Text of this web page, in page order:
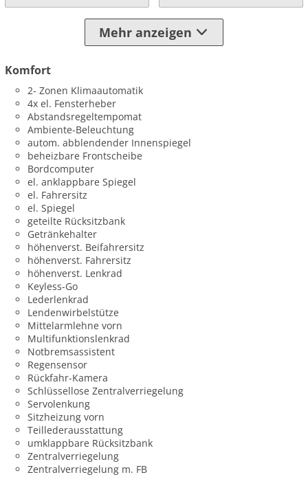
Mehr anzeigen
Komfort
2- Zonen Klimaautomatik
4x el. Fensterheber
Abstandsregeltempomat
Ambiente-Beleuchtung
autom. abblendender Innenspiegel
beheizbare Frontscheibe
Bordcomputer
el. anklappbare Spiegel
el. Fahrersitz
el. Spiegel
geteilte Rücksitzbank
Getränkehalter
höhenverst. Beifahrersitz
höhenverst. Fahrersitz
höhenverst. Lenkrad
Keyless-Go
Lederlenkrad
Lendenwirbelstütze
Mittelarmlehne vorn
Multifunktionslenkrad
Notbremsassistent
Regensensor
Rückfahr-Kamera
Schlüssellose Zentralverriegelung
Servolenkung
Sitzheizung vorn
Teillederausstattung
umklappbare Rücksitzbank
Zentralverriegelung
Zentralverriegelung m. FB